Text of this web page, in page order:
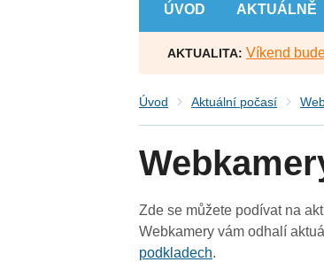
ÚVOD AKTUÁLNĚ
AKTUALITA: Víkend
Úvod Aktuální počasí
Zde se můžete podívat na
Webkamery vám odhalí
podkladech.